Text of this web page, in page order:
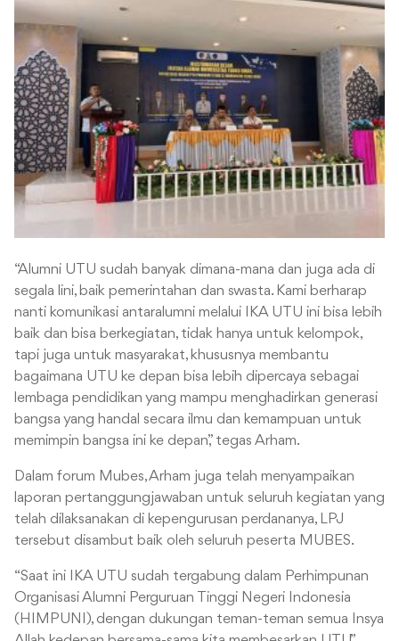
“Alumni UTU sudah banyak dimana-mana dan juga ada di
segala lini, baik pemerintahan dan swasta. Kami berharap
nanti komunikasi antaralumni melalui IKA UTU ini bisa lebih
baik dan bisa berkegiatan, tidak hanya untuk kelompok,
tapi juga untuk masyarakat, khususnya membantu
bagaimana UTU ke depan bisa lebih dipercaya sebagai
lembaga pendidikan yang mampu menghadirkan generasi
bangsa yang handal secara ilmu dan kemampuan untuk
memimpin bangsa ini ke depan,” tegas Arham.
Dalam forum Mubes, Arham juga telah menyampaikan
laporan pertanggungjawaban untuk seluruh kegiatan yang
telah dilaksanakan di kepengurusan perdananya, LPJ
tersebut disambut baik oleh seluruh peserta MUBES.
“Saat ini IKA UTU sudah tergabung dalam Perhimpunan
Organisasi Alumni Perguruan Tinggi Negeri Indonesia
(HIMPUNI), dengan dukungan teman-teman semua Insya